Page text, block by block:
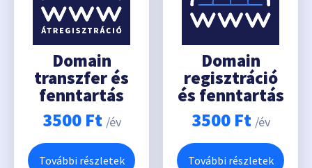
Domain
transzfer és
fenntartás
3500 Ft /év
További részletek
Domain
regisztráció
és fenntartás
3500 Ft /év
További részletek